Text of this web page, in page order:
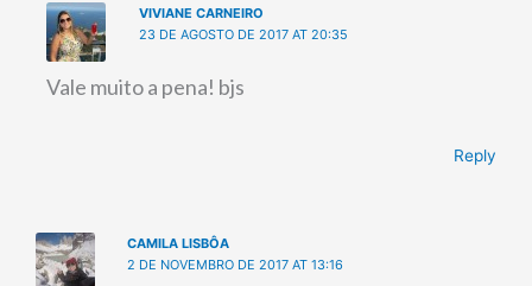
VIVIANE CARNEIRO
23 DE AGOSTO DE 2017 AT 20:35
Vale muito a pena! bjs
Reply
CAMILA LISBÔA
2 DE NOVEMBRO DE 2017 AT 13:16